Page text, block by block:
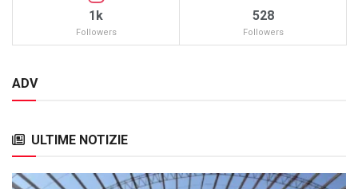
1k
Followers
528
Followers
ADV
ULTIME NOTIZIE